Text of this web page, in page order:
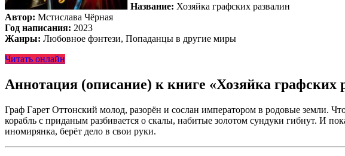
Название: Хозяйка графских развалин
Автор: Мстислава Чёрная
Год написания: 2023
Жанры: Любовное фэнтези, Попаданцы в другие миры
Читать онлайн
Аннотация (описание) к книге «Хозяйка графских
Граф Гарет Оттонский молод, разорён и сослан императором в родовые земли.
корабль с приданым разбивается о скалы, набитые золотом сундуки гибнут. И
иномирянка, берёт дело в свои руки.